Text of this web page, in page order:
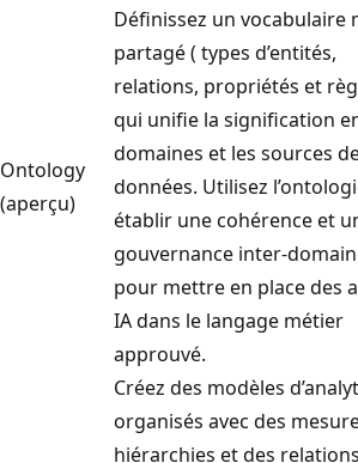
Ontology
(aperçu)
Définissez un vocabulaire
partagé ( types d’entités,
relations, propriétés et
qui unifie la signification
domaines et les sources
données. Utilisez
établir une cohérence et
gouvernance inter-
pour mettre en place des
IA dans le langage métier
approuvé.
Créez des modèles
organisés avec des
hiérarchies et des relations